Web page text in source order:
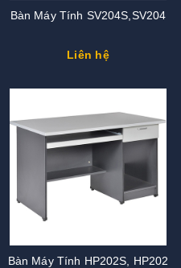
Bàn Máy Tính SV204S,SV204
Liên hệ
Bàn Máy Tính HP202S, HP202